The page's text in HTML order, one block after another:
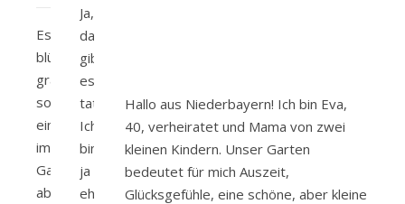
Es
blüht
grad
so
einiges
im
Garten,
aber
Ja,
das
gibt
es
tatsächlich!
Ich
bin
ja
eher
Hallo aus Niederbayern! Ich bin Eva,
40, verheiratet und Mama von zwei
kleinen Kindern. Unser Garten
bedeutet für mich Auszeit,
Glücksgefühle, eine schöne, aber kleine